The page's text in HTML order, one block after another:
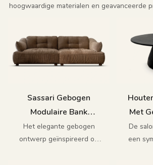
hoogwaardige materialen en geavanceerde
Sassari Gebogen
Modulaire Bank
Woonkamer M031
Het elegante gebogen
ontwerp geïnspireerd op
Met
De
een